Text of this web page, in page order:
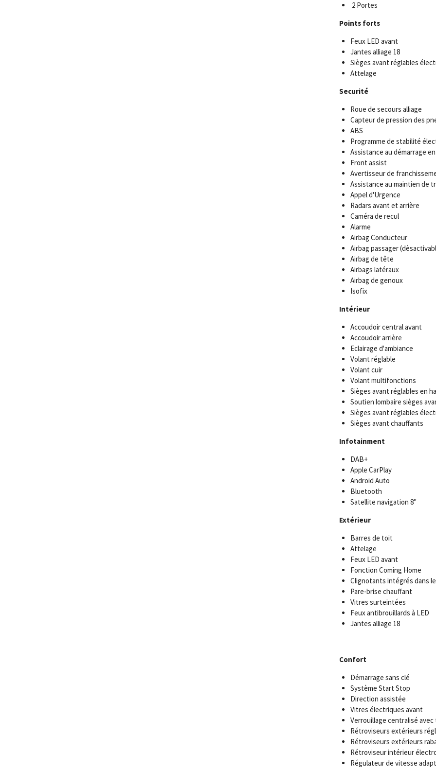
2 Portes
Points forts
Feux LED avant
Jantes alliage 18
Sièges avant réglables
Attelage
Securité
Roue de secours alliage
Capteur de pression des
ABS
Programme de stabilité
Assistance au démarrage
Front assist
Avertisseur de
Assistance au maintien de
Appel d'Urgence
Radars avant et arrière
Caméra de recul
Alarme
Airbag Conducteur
Airbag passager
Airbag de tête
Airbags latéraux
Airbag de genoux
Isofix
Intérieur
Accoudoir central avant
Accoudoir arrière
Eclairage d'ambiance
Volant réglable
Volant cuir
Volant multifonctions
Sièges avant réglables en
Soutien lombaire sièges
Sièges avant réglables
Sièges avant chauffants
Infotainment
DAB+
Apple CarPlay
Android Auto
Bluetooth
Satellite navigation 8''
Extérieur
Barres de toit
Attelage
Feux LED avant
Fonction Coming Home
Clignotants intégrés dans
Pare-brise chauffant
Vitres surteintées
Feux antibrouillards à LED
Jantes alliage 18
Confort
Démarrage sans clé
Système Start Stop
Direction assistée
Vitres électriques avant
Verrouillage centralisé
Rétroviseurs extérieurs
Rétroviseurs extérieurs
Rétroviseur intérieur
Régulateur de vitesse